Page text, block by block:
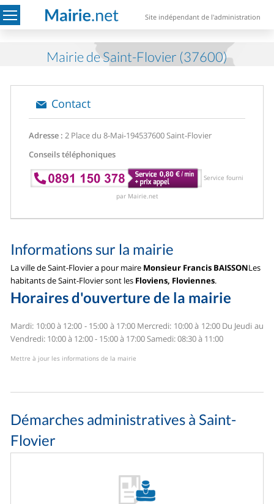
Site indépendant de l'administration
Mairie de Saint-Flovier (37600)
Contact
Adresse : 2 Place du 8-Mai-194537600 Saint-Flovier
Conseils téléphoniques
Service fourni
par Mairie.net
Informations sur la mairie
La ville de Saint-Flovier a pour maire Monsieur Francis BAISSONLes
habitants de Saint-Flovier sont les Floviens, Floviennes.
Horaires d'ouverture de la mairie
Mardi: 10:00 à 12:00 - 15:00 à 17:00 Mercredi: 10:00 à 12:00Du Jeudi au
Vendredi: 10:00 à 12:00 - 15:00 à 17:00Samedi: 08:30 à 11:00
Mettre à jour les informations de la mairie
Démarches administratives à Saint-
Flovier